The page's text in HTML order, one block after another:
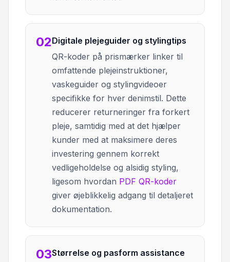
02Digitale plejeguider og stylingtips
QR-koder på prismærker linker til
omfattende plejeinstruktioner,
vaskeguider og stylingvideoer
specifikke for hver denimstil. Dette
reducerer returneringer fra forkert
pleje, samtidig med at det hjælper
kunder med at maksimere deres
investering gennem korrekt
vedligeholdelse og alsidig styling,
ligesom hvordan PDF QR-koder
giver øjeblikkelig adgang til detaljeret
dokumentation.
03Størrelse og pasform assistance